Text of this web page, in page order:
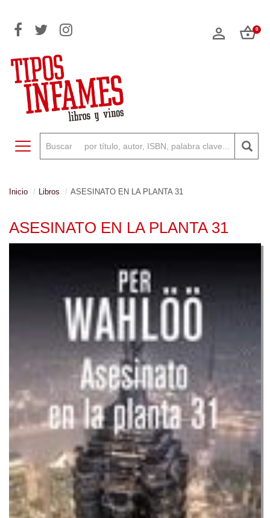
0
Toggle navigation
Inicio Libros ASESINATO EN LA PLANTA 31
ASESINATO EN LA PLANTA 31